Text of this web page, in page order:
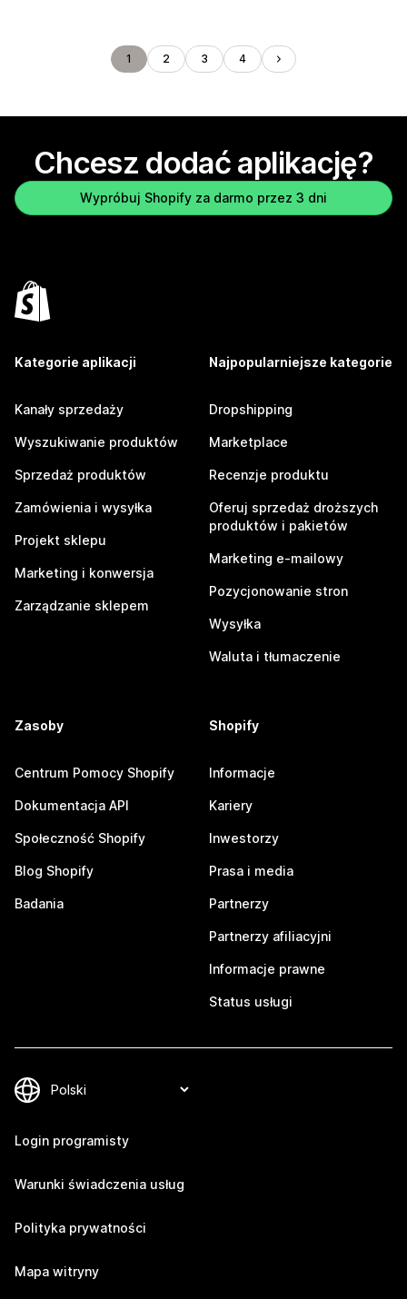
1 2 3 4
Chcesz dodać aplikację?
Wypróbuj Shopify za darmo przez 3 dni
Kategorie aplikacji
Kanały sprzedaży
Wyszukiwanie produktów
Sprzedaż produktów
Zamówienia i wysyłka
Projekt sklepu
Marketing i konwersja
Zarządzanie sklepem
Najpopularniejsze kategorie
Dropshipping
Marketplace
Recenzje produktu
Oferuj sprzedaż droższych
produktów i pakietów
Marketing e-mailowy
Pozycjonowanie stron
Wysyłka
Waluta i tłumaczenie
Zasoby
Centrum Pomocy Shopify
Dokumentacja API
Społeczność Shopify
Blog Shopify
Badania
Shopify
Informacje
Kariery
Inwestorzy
Prasa i media
Partnerzy
Partnerzy afiliacyjni
Informacje prawne
Status usługi
Login programisty
Warunki świadczenia usług
Polityka prywatności
Mapa witryny